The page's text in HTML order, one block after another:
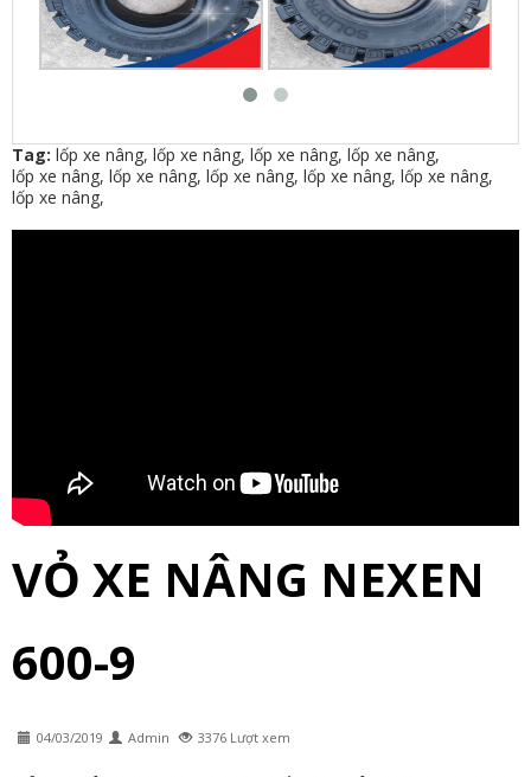
Tag: lốp xe nâng, lốp xe nâng, lốp xe nâng, lốp xe nâng,
lốp xe nâng, lốp xe nâng, lốp xe nâng, lốp xe nâng, lốp xe nâng,
lốp xe nâng,
VỎ XE NÂNG NEXEN
600-9
04/03/2019 Admin 3376 Lượt xem